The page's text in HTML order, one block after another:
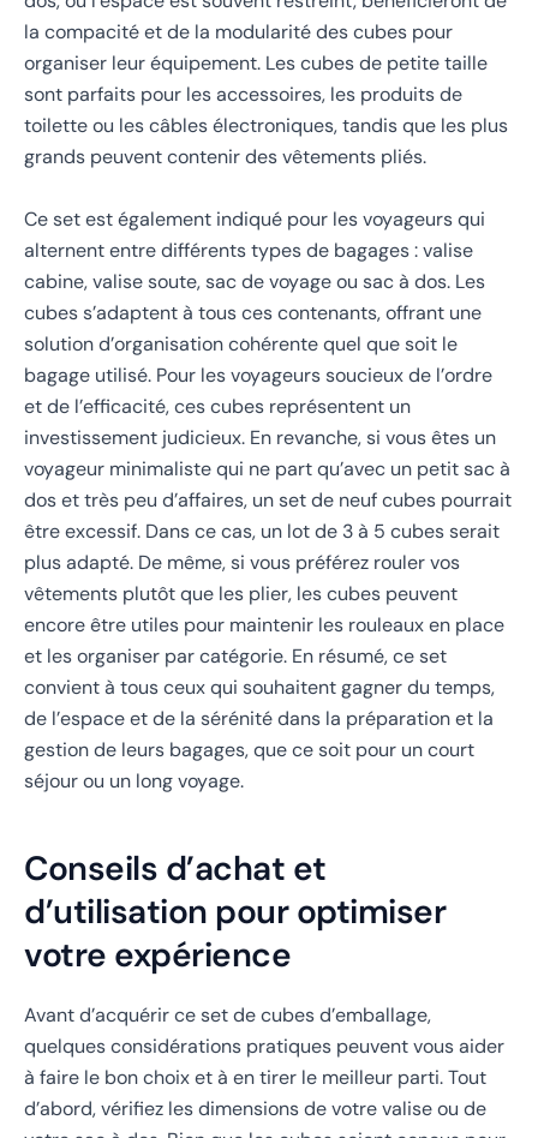
la compacité et de la modularité des cubes pour
organiser leur équipement. Les cubes de petite taille
sont parfaits pour les accessoires, les produits de
toilette ou les câbles électroniques, tandis que les plus
grands peuvent contenir des vêtements pliés.
Ce set est également indiqué pour les voyageurs qui
alternent entre différents types de bagages : valise
cabine, valise soute, sac de voyage ou sac à dos. Les
cubes s’adaptent à tous ces contenants, offrant une
solution d’organisation cohérente quel que soit le
bagage utilisé. Pour les voyageurs soucieux de l’ordre
et de l’efficacité, ces cubes représentent un
investissement judicieux. En revanche, si vous êtes un
voyageur minimaliste qui ne part qu’avec un petit sac à
dos et très peu d’affaires, un set de neuf cubes pourrait
être excessif. Dans ce cas, un lot de 3 à 5 cubes serait
plus adapté. De même, si vous préférez rouler vos
vêtements plutôt que les plier, les cubes peuvent
encore être utiles pour maintenir les rouleaux en place
et les organiser par catégorie. En résumé, ce set
convient à tous ceux qui souhaitent gagner du temps,
de l’espace et de la sérénité dans la préparation et la
gestion de leurs bagages, que ce soit pour un court
séjour ou un long voyage.
Conseils d’achat et
d’utilisation pour optimiser
votre expérience
Avant d’acquérir ce set de cubes d’emballage,
quelques considérations pratiques peuvent vous aider
à faire le bon choix et à en tirer le meilleur parti. Tout
d’abord, vérifiez les dimensions de votre valise ou de